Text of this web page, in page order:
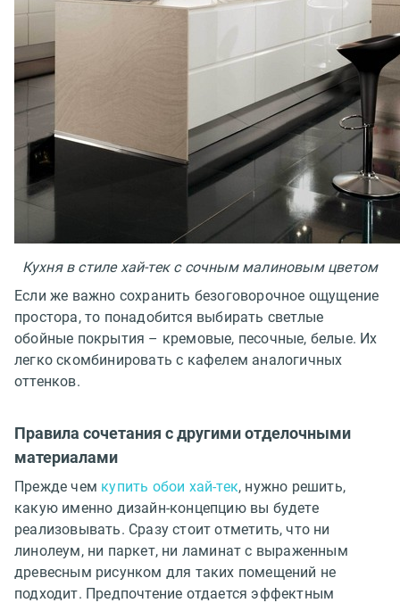
Кухня в стиле хай-тек с сочным малиновым цветом
Если же важно сохранить безоговорочное ощущение
простора, то понадобится выбирать светлые
обойные покрытия – кремовые, песочные, белые. Их
легко скомбинировать с кафелем аналогичных
оттенков.
Правила сочетания с другими отделочными
материалами
Прежде чем купить обои хай-тек, нужно решить,
какую именно дизайн-концепцию вы будете
реализовывать. Сразу стоит отметить, что ни
линолеум, ни паркет, ни ламинат с выраженным
древесным рисунком для таких помещений не
подходит. Предпочтение отдается эффектным